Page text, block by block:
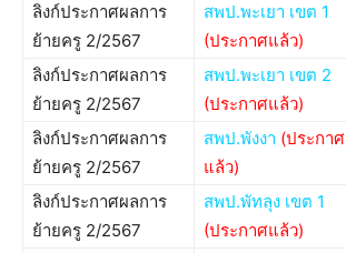
ลิงก์ประกาศผลการ
ย้ายครู 2/2567
สพป.พะเยา เขต 1
(ประกาศแล้ว)
ลิงก์ประกาศผลการ
ย้ายครู 2/2567
สพป.พะเยา เขต 2
(ประกาศแล้ว)
ลิงก์ประกาศผลการ
ย้ายครู 2/2567
สพป.พังงา (ประกาศ
แล้ว)
ลิงก์ประกาศผลการ
ย้ายครู 2/2567
สพป.พัทลุง เขต 1
(ประกาศแล้ว)